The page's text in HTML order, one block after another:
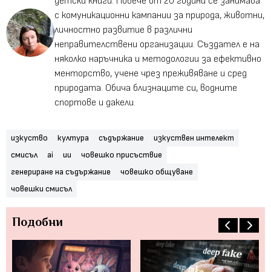
с комуникационни кампании за природа, животни,
личностно развитие в различни
неправителствени организации. Създател е на
няколко наръчника и методологии за ефективно
менторство, учене чрез преживяване и сред
природата. Обича близнаците си, водните
спортове и дакели.
изкуство култура съдържание
изкуствен интелект
смисъл
ai ии
човешко присъствие
генериране на съдържание
човешко общуване
човешки смисъл
Подобни